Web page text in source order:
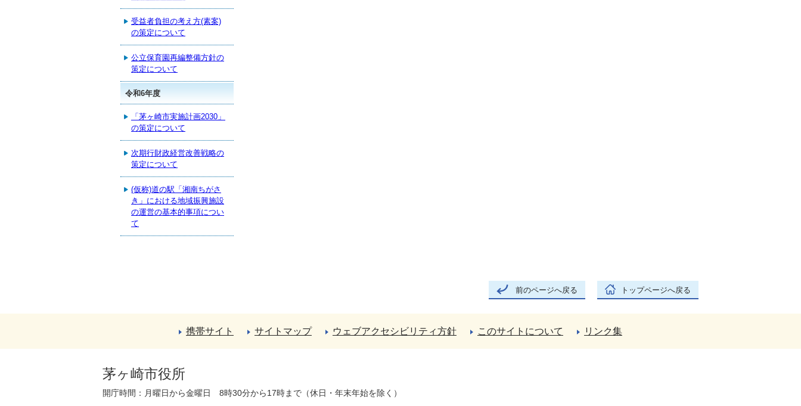
受益者負担の考え方(素案)
の策定について
公立保育園再編整備方針の
策定について
令和6年度
「茅ヶ崎市実施計画2030」
の策定について
次期行財政経営改善戦略の
策定について
(仮称)道の駅「湘南ちがさ
き」における地域振興施設
の運営の基本的事項につい
て
前のページへ戻る トップページへ戻る
携帯サイト サイトマップ ウェブアクセシビリティ方針 このサイトについて リンク集
茅ヶ崎市役所
開庁時間：月曜日から金曜日 8時30分から17時まで（休日・年末年始を除く）